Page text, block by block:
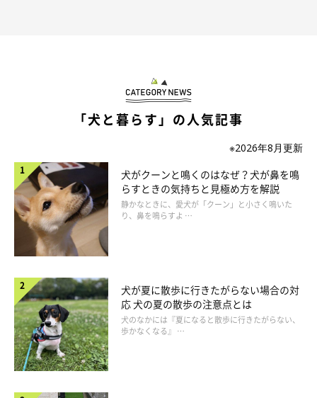
排泄するほうが好きで、飼い主さんが帰ってきてから散歩に行っ
て排泄するつもりなのかも。
帰宅後、散歩の前に室内で排泄させるようにすると、変わるかも
しれませんよ。
「犬と暮らす」の人気記事
※2026年8月更新
犬がクーンと鳴くのはなぜ？犬が鼻を鳴
らすときの気持ちと見極め方を解説
静かなときに、愛犬が「クーン」と小さく鳴いた
り、鼻を鳴らすよ …
犬が夏に散歩に行きたがらない場合の対
応 犬の夏の散歩の注意点とは
犬のなかには『夏になると散歩に行きたがらない、
歩かなくなる』 …